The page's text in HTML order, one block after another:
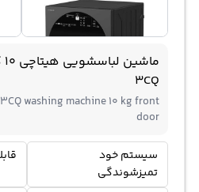
3CQ
washing machine 10 kg front
door
سیستم خود
تمیزشوندگی